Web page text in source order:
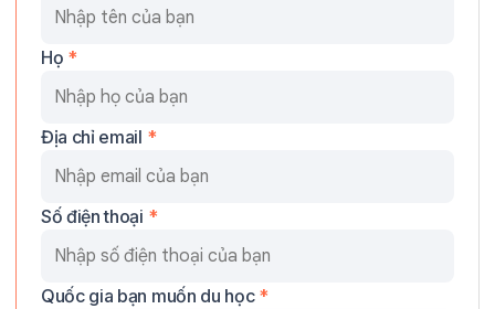
Họ *
Địa chỉ email *
Số điện thoại *
Quốc gia bạn muốn du học *